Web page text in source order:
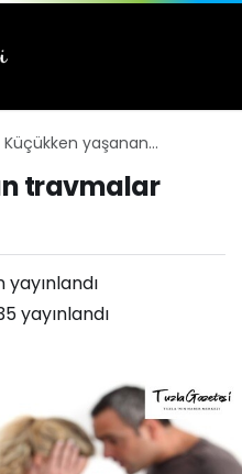
Küçükken yaşanan
travmalar
yayınlandı